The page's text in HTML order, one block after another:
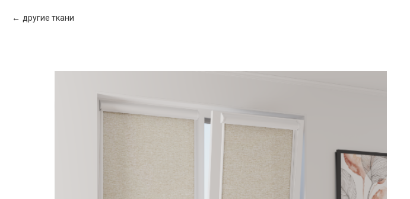
другие ткани